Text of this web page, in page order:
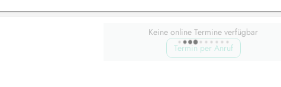
Keine online Termine verfügbar
Termin per Anruf